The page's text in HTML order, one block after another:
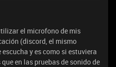
el microfono de mis
(discord, el mismo
y es como si estuviera
en las pruebas de sonido de